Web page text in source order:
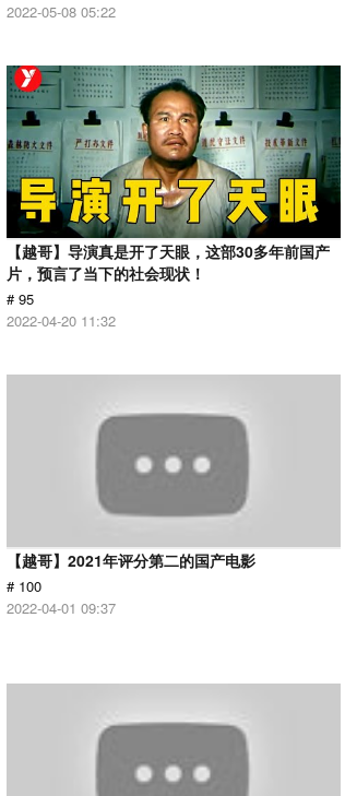
2022-05-08 05:22
【越哥】导演真是开了天眼，这部30多年前国产
片，预言了当下的社会现状！
# 95
2022-04-20 11:32
【越哥】2021年评分第二的国产电影
# 100
2022-04-01 09:37